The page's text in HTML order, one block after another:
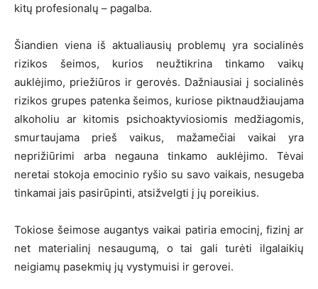
kitų profesionalų – pagalba.
Šiandien viena iš aktualiausių problemų yra socialinės
rizikos šeimos, kurios neužtikrina tinkamo vaikų
auklėjimo, priežiūros ir gerovės. Dažniausiai į socialinės
rizikos grupes patenka šeimos, kuriose piktnaudžiaujama
alkoholiu ar kitomis psichoaktyviosiomis medžiagomis,
smurtaujama prieš vaikus, mažamečiai vaikai yra
neprižiūrimi arba negauna tinkamo auklėjimo. Tėvai
neretai stokoja emocinio ryšio su savo vaikais, nesugeba
tinkamai jais pasirūpinti, atsižvelgti į jų poreikius.
Tokiose šeimose augantys vaikai patiria emocinį, fizinį ar
net materialinį nesaugumą, o tai gali turėti ilgalaikių
neigiamų pasekmių jų vystymuisi ir gerovei.